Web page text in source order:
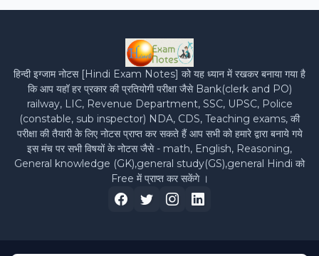
हिन्‍दी इग्‍जाम नोटस [Hindi Exam Notes] को यह ध्‍यान में रखकर बनाया गया है
कि आप यहॉ हर प्रकार की प्रतियोगी परीक्षा जैसे Bank(clerk and PO)
railway, LIC, Revenue Department, SSC, UPSC, Police
(constable, sub inspector) NDA, CDS, Teaching exams, की
परीक्षा की तैयारी के लिए नोटस प्राप्‍त कर सकते हैं आप सभी को हमारे द्वारा बनाये गये
इस मंच पर सभी विषयों के नोटस जैसे - math, English, Reasoning,
General knowledge (GK),general study(GS),general Hindi को
Free में प्राप्‍त कर सकेंगे ।